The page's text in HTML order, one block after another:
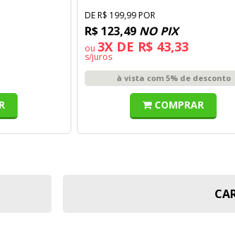
DE R$ 199,99 POR
R$ 123,49 NO PIX
ou 3X DE R$ 43,33
s/juros
à vista com 5% de desconto
COMPRAR